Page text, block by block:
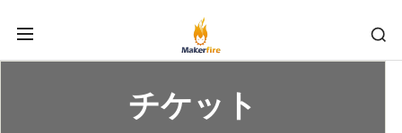
チケット